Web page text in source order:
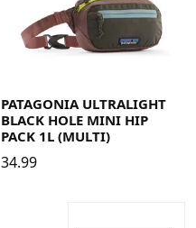
PATAGONIA ULTRALIGHT
BLACK HOLE MINI HIP
PACK 1L (MULTI)
34.99